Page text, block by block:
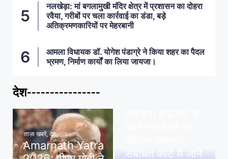
नलखेड़ा: मां बगलामुखी मंदिर क्षेत्र में प्रशासन का दोहरा
रवैया, गरीबों पर चला कार्रवाई का डंडा, बड़े
अतिक्रमणकारियों पर मेहरबानी
आमला विधायक डॉ. योगेश पंडाग्रे ने किया शहर का पैदल
भ्रमण, निर्माण कार्यों का लिया जायजा।
देश----------------
ताज़ा खबरें, देश
Amarnath Yatra
संबंधित कोर्ट में जाने